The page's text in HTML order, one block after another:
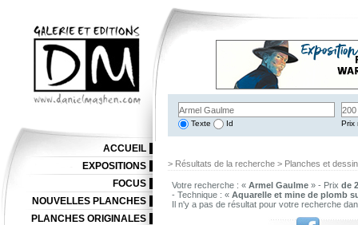
Texte Id Prix
> Résultats de la recherche > Planches et
Votre recherche : « Armel Gaulme » - Prix de
- Technique : « Aquarelle et mine de plomb
Il n'y a pas de résultat pour votre recherche
ACCUEIL
EXPOSITIONS
FOCUS
NOUVELLES PLANCHES
PLANCHES ORIGINALES